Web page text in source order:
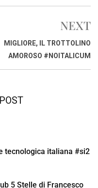
p
i
NEXT
MIGLIORE, IL TROTTOLINO
AMOROSO #NOITALICUM
tecnologica italiana #si2
5 Stelle di Francesco